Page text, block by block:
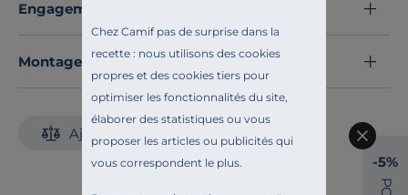
Chez Camif pas de surprise dans la
recette : nous utilisons des cookies
propres et des cookies tiers pour
optimiser les fonctionnalités du site,
élaborer des statistiques ou vous
proposer les articles ou publicités qui
vous correspondent le plus.
Engagements et traçabilité
Montage et conseils d'entretien
Ajouter au comparateur
-5%
P
O